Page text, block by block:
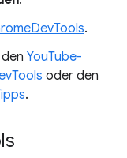
.
YouTube-
oder den
.